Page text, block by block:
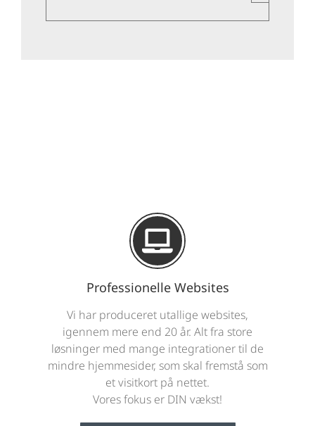
Professionelle Websites
Vi har produceret utallige websites,
igennem mere end 20 år. Alt fra store
løsninger med mange integrationer til de
mindre hjemmesider, som skal fremstå som
et visitkort på nettet.
Vores fokus er DIN vækst!